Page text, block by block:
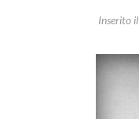
Inserito il